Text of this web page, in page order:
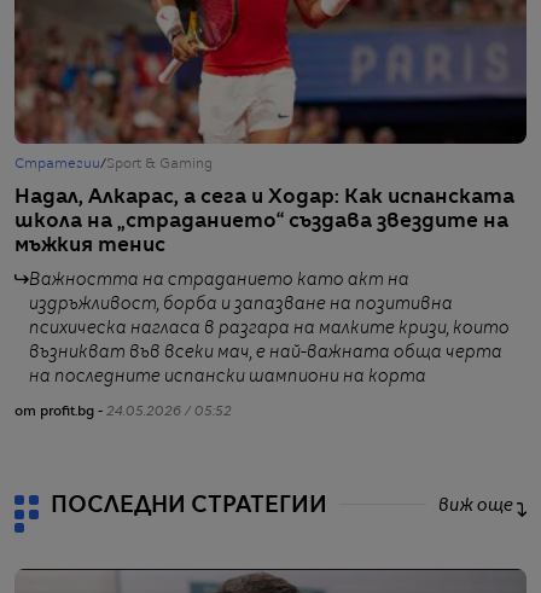
Стратегии/Sport & Gaming
Надал, Алкарас, а сега и Ходар: Как испанската
школа на „страданието“ създава звездите на
мъжкия тенис
Важността на страданието като акт на
издръжливост, борба и запазване на позитивна
психическа нагласа в разгара на малките кризи, които
възникват във всеки мач, е най-важната обща черта
на последните испански шампиони на корта
от profit.bg - 24.05.2026 / 05:52
ПОСЛЕДНИ СТРАТЕГИИ виж още